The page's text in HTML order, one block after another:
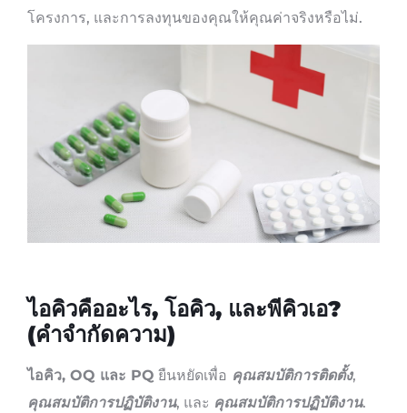
โครงการ, และการลงทุนของคุณให้คุณค่าจริงหรือไม่.
ไอคิวคืออะไร, โอคิว, และพีคิวเอ?
(คำจำกัดความ)
ไอคิว, OQ และ PQ ยืนหยัดเพื่อ คุณสมบัติการติดตั้ง,
คุณสมบัติการปฏิบัติงาน, และ คุณสมบัติการปฏิบัติงาน.